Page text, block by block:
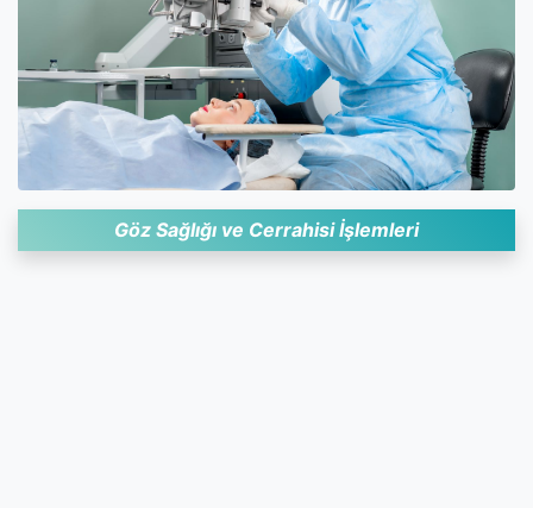
Göz Sağlığı ve Cerrahisi İşlemleri